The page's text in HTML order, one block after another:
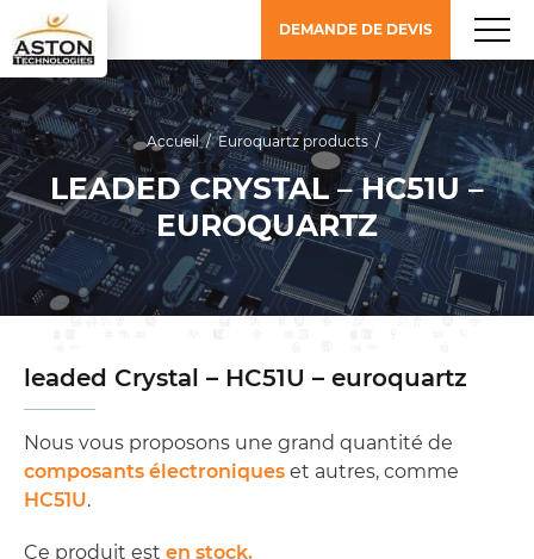
DEMANDE DE DEVIS
Accueil / Euroquartz products /
LEADED CRYSTAL – HC51U –
EUROQUARTZ
leaded Crystal – HC51U – euroquartz
Nous vous proposons une grand quantité de
composants électroniques et autres, comme
HC51U.
Ce produit est en stock.